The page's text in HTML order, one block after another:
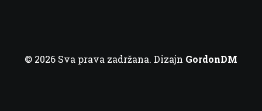
© 2026 Sva prava zadržana. Dizajn GordonDM